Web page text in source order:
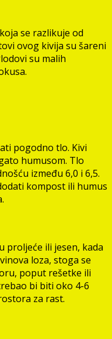
se razlikuje od
ovog kivija su šareni
su malih
pogodno tlo. Kivi
humusom. Tlo
između 6,0 i 6,5.
kompost ili humus
proljeće ili jesen, kada
loza, stoga se
poput rešetke ili
bi biti oko 4-6
za rast.